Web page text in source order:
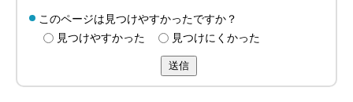
このページは見つけやすかったですか？
見つけやすかった
見つけにくかった
送信